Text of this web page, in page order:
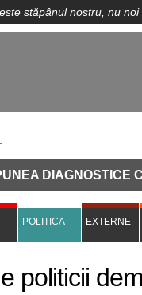
stăpânul nostru, nu
CARE
POLITICA EXTERNE
politicii